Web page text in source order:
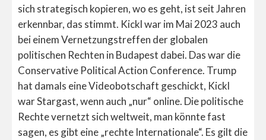
sich strategisch kopieren, wo es geht, ist seit Jahren
erkennbar, das stimmt. Kickl war im Mai 2023 auch
bei einem Vernetzungstreffen der globalen
politischen Rechten in Budapest dabei. Das war die
Conservative Political Action Conference. Trump
hat damals eine Videobotschaft geschickt, Kickl
war Stargast, wenn auch „nur“ online. Die politische
Rechte vernetzt sich weltweit, man könnte fast
sagen, es gibt eine „rechte Internationale“. Es gilt die